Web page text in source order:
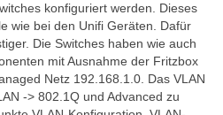
konfiguriert werden. Dieses
wie bei den Unifi Geräten. Dafür
Die Switches haben wie auch
mit Ausnahme der Fritzbox
Netz 192.168.1.0. Das VLAN
-> 802.1Q und Advanced zu